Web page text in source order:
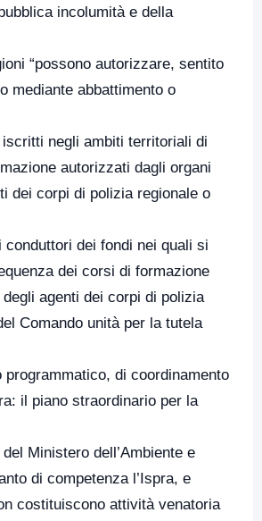
incolumità e della
“possono autorizzare, sentito
mediante abbattimento o
negli ambiti territoriali di
autorizzati dagli organi
dei corpi di polizia regionale o
dei fondi nei quali si
dei corsi di formazione
agenti dei corpi di polizia
Comando unità per la tutela
di coordinamento
il piano straordinario per la
Ministero dell’Ambiente e
di competenza l’Ispra, e
costituiscono attività venatoria